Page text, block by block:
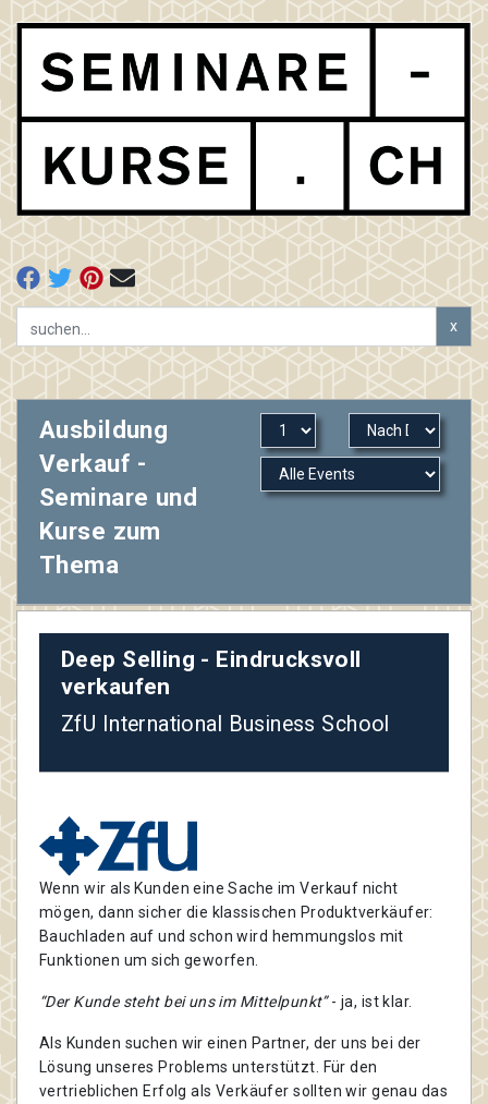
x
Ausbildung
Verkauf -
Seminare und
Kurse zum
Thema
Deep Selling - Eindrucksvoll
verkaufen
ZfU International Business School
Wenn wir als Kunden eine Sache im Verkauf nicht
mögen, dann sicher die klassischen Produktverkäufer:
Bauchladen auf und schon wird hemmungslos mit
Funktionen um sich geworfen.
“Der Kunde steht bei uns im Mittelpunkt”- ja, ist klar.
Als Kunden suchen wir einen Partner, der uns bei der
Lösung unseres Problems unterstützt. Für den
vertrieblichen Erfolg als Verkäufer sollten wir genau das